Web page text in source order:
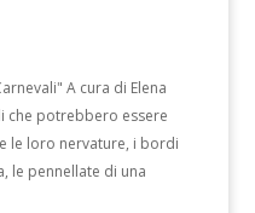
A cura di Elena
che potrebbero essere
le loro nervature, i bordi
le pennellate di una